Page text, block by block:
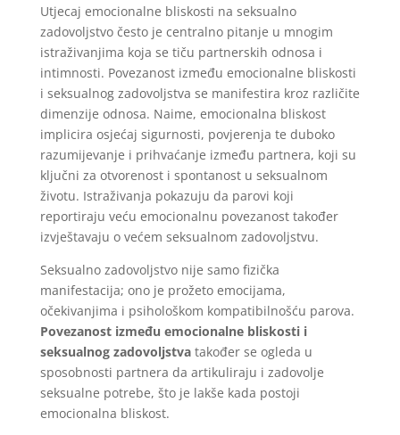
Utjecaj emocionalne bliskosti na seksualno
zadovoljstvo često je centralno pitanje u mnogim
istraživanjima koja se tiču partnerskih odnosa i
intimnosti. Povezanost između emocionalne bliskosti
i seksualnog zadovoljstva se manifestira kroz različite
dimenzije odnosa. Naime, emocionalna bliskost
implicira osjećaj sigurnosti, povjerenja te duboko
razumijevanje i prihvaćanje između partnera, koji su
ključni za otvorenost i spontanost u seksualnom
životu. Istraživanja pokazuju da parovi koji
reportiraju veću emocionalnu povezanost također
izvještavaju o većem seksualnom zadovoljstvu.
Seksualno zadovoljstvo nije samo fizička
manifestacija; ono je prožeto emocijama,
očekivanjima i psihološkom kompatibilnošću parova.
Povezanost između emocionalne bliskosti i
seksualnog zadovoljstvatakođer se ogleda u
sposobnosti partnera da artikuliraju i zadovolje
seksualne potrebe, što je lakše kada postoji
emocionalna bliskost.